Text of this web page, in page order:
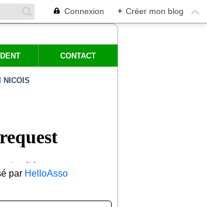
Connexion + Créer mon blog
CONTACT
NICOIS
par HelloAsso